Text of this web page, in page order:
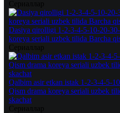
Dasiya qirolligi 1-2-3-4-5-10-20-
koreya seriali uzbek tilida Barcha
Qalbim asir etkan istak 1-2-3-4-5-
Qism drama koreya seriali uzbek
skachat